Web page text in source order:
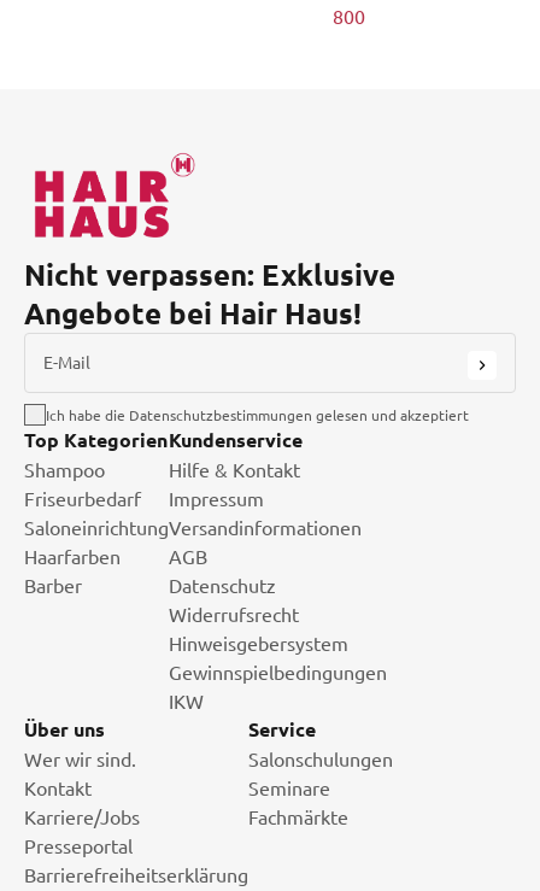
800
Nicht verpassen: Exklusive
Angebote bei Hair Haus!
E-Mail
Ich habe die Datenschutzbestimmungen gelesen und akzeptiert
Top Kategorien
Shampoo
Friseurbedarf
Saloneinrichtung
Haarfarben
Barber
Kundenservice
Hilfe & Kontakt
Impressum
Versandinformationen
AGB
Datenschutz
Widerrufsrecht
Hinweisgebersystem
Gewinnspielbedingungen
IKW
Über uns
Wer wir sind.
Kontakt
Karriere/Jobs
Presseportal
Barrierefreiheitserklärung
Service
Salonschulungen
Seminare
Fachmärkte